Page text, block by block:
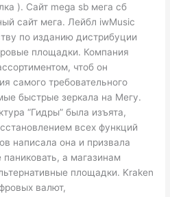
). Сайт mega sb мега сб
сайт мега. Лейбл iwMusic
по изданию дистрибуции
площадки. Компания
чтоб он
самого требовательного
быстрые зеркала на Мегу.
“Гидры” была изъята,
всех функций
написала она и призвала
а магазинам
площадки. Kraken
валют,